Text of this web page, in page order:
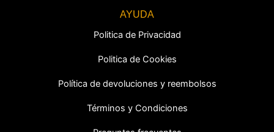
AYUDA
Politica de Privacidad
Politica de Cookies
Política de devoluciones y reembolsos
Términos y Condiciones